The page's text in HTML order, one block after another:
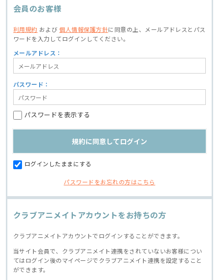
会員のお客様
利用規約 および個人情報保護方針に同意の上、
メールアドレスとパス
ワードを入力してログインしてください。
メールアドレス：
パスワード：
パスワードを表示する
ログインしたままにする
パスワードをお忘れの方はこちら
クラブアニメイトアカウントをお持ちの方
クラブアニメイトアカウントでログインすることができます。
当サイト会員で、クラブアニメイト連携をされていないお客様につい
てはログイン後のマイページでクラブアニメイト連携を設定すること
ができます。